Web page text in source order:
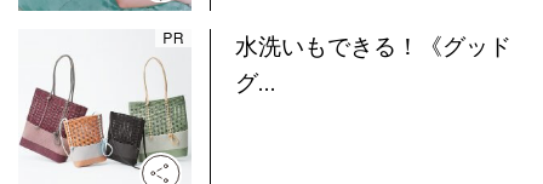
水洗いもできる！《グッド
グ...